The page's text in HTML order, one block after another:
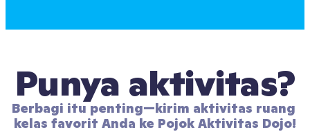
Punya aktivitas?
Berbagi itu penting—kirim aktivitas ruang
kelas favorit Anda ke Pojok Aktivitas Dojo!